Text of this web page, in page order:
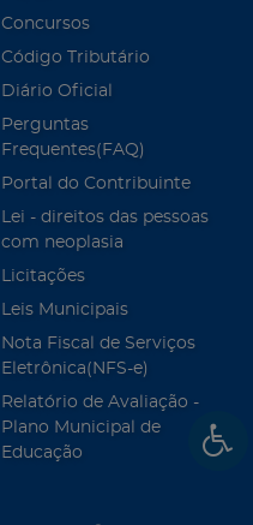
Concursos
Código Tributário
Diário Oficial
Perguntas
Frequentes(FAQ)
Portal do Contribuinte
Lei - direitos das pessoas
com neoplasia
Licitações
Leis Municipais
Nota Fiscal de Serviços
Eletrônica(NFS-e)
Relatório de Avaliação -
Plano Municipal de
Educação